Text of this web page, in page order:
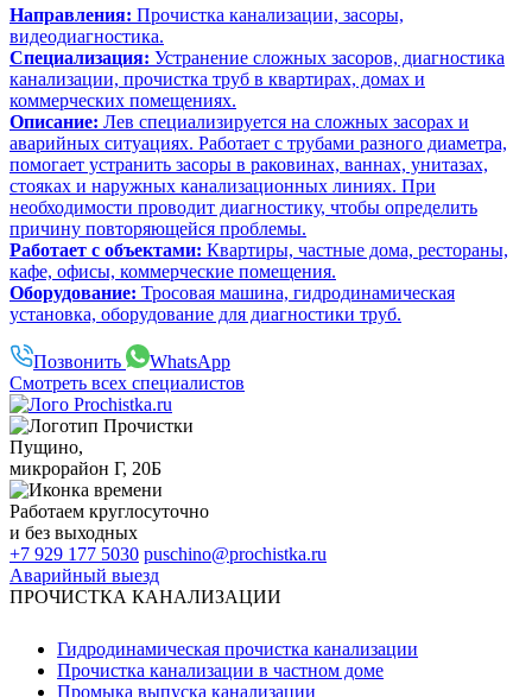
Направления: Прочистка канализации, засоры,
видеодиагностика.
Специализация: Устранение сложных засоров, диагностика
канализации, прочистка труб в квартирах, домах и
коммерческих помещениях.
Описание: Лев специализируется на сложных засорах и
аварийных ситуациях. Работает с трубами разного диаметра,
помогает устранить засоры в раковинах, ваннах, унитазах,
стояках и наружных канализационных линиях. При
необходимости проводит диагностику, чтобы определить
причину повторяющейся проблемы.
Работает с объектами: Квартиры, частные дома, рестораны,
кафе, офисы, коммерческие помещения.
Оборудование: Тросовая машина, гидродинамическая
установка, оборудование для диагностики труб.
Позвонить
WhatsApp
Смотреть всех специалистов
Пущино,
микрорайон Г, 20Б
Работаем круглосуточно
и без выходных
+7 929 177 5030 puschino@prochistka.ru
Аварийный выезд
ПРОЧИСТКА КАНАЛИЗАЦИИ
Гидродинамическая прочистка канализации
Прочистка канализации в частном доме
Промыка выпуска канализации